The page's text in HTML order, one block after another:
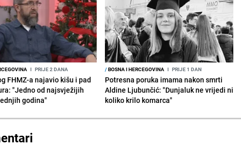
I PRIJE 2 DANA
FHMZ-a najavio kišu i pad
"Jedno od najsvježijih
godina"
/BOSNA I HERCEGOVINA I PRIJE 1 DAN
Potresna poruka imama nakon smrti
Aldine Ljubunčić: "Dunjaluk ne vrijedi ni
koliko krilo komarca"